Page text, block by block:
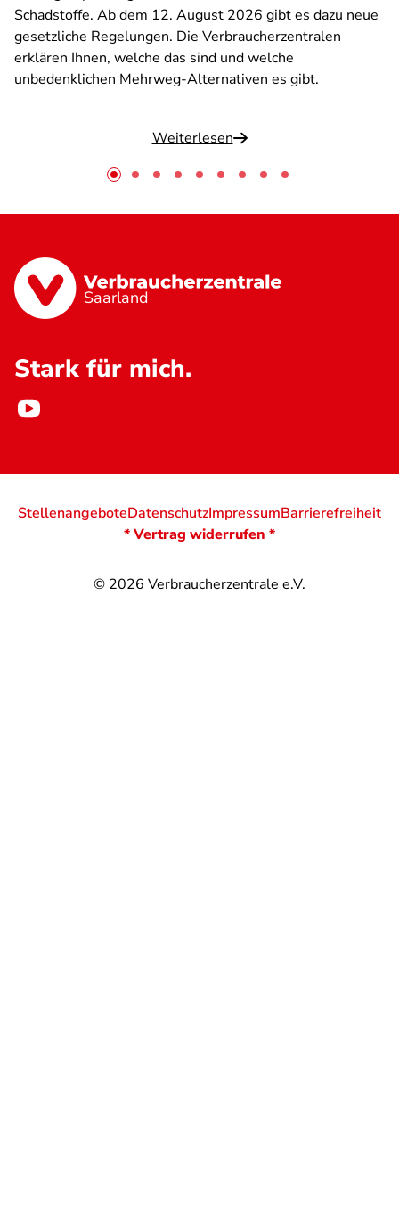
Schadstoffe. Ab dem 12. August 2026 gibt es dazu neue
gesetzliche Regelungen. Die Verbraucherzentralen
erklären Ihnen, welche das sind und welche
unbedenklichen Mehrweg-Alternativen es gibt.
Weiterlesen
Saarland
Stark für mich.
© 2026 Verbraucherzentrale e.V.
StellenangeboteDatenschutzImpressumBarrierefreiheit
* Vertrag widerrufen *